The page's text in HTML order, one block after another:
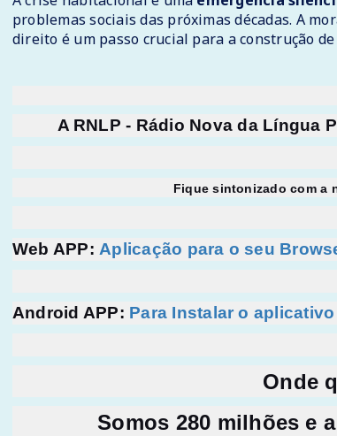
problemas sociais das próximas décadas. A
direito é um passo crucial para a construção
A RNLP - Rádio Nova da Língua
Fique sintonizado com a
Web APP: Aplicação para o seu
Android APP: Para Instalar o
Onde
Somos 280 milhões e